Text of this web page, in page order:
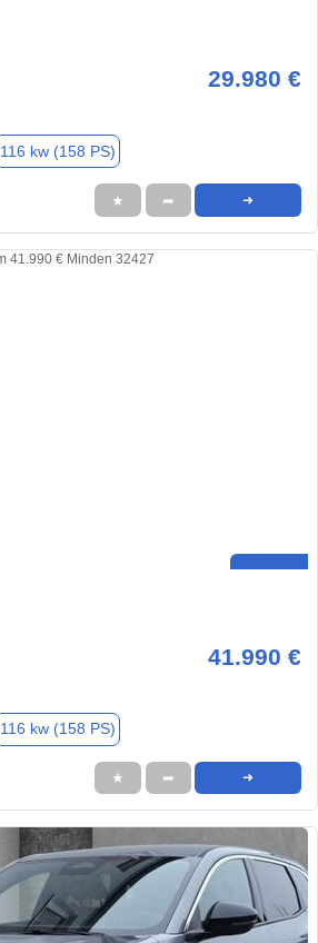
29.980 €
116 kw (158 PS)
★ ➦ ➜
41.990 €
116 kw (158 PS)
★ ➦ ➜